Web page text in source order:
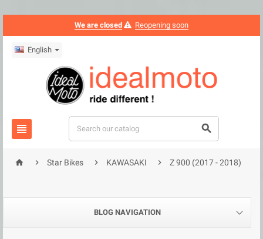
We are closed Reopening soon
English
 
  Star Bikes  KAWASAKI  Z 900 (2017 - 2018)
BLOG NAVIGATION